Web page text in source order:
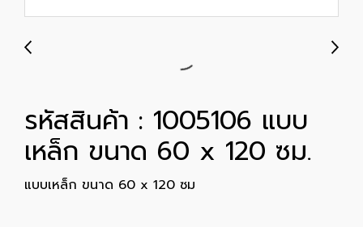
รหัสสินค้า : 1005106 แบบ
เหล็ก ขนาด 60 x 120 ซม.
แบบเหล็ก ขนาด 60 x 120 ซม